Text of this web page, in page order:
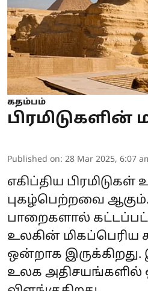
கதம்பம்
பிரமிடுகளின்
Published on: 28 Mar 2025, 6:07
எகிப்திய பிரமிடுகள்
புகழ்பெற்றவை
பாறைகளால்
உலகின் மிகப்பெரிய
ஒன்றாக
உலக அதிசயங்களில்